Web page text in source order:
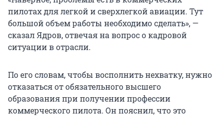
пилотах для легкой и сверхлегкой авиации. Тут
большой объем работы необходимо сделать», —
сказал Ядров, отвечая на вопрос о кадровой
ситуации в отрасли.
По его словам, чтобы восполнить нехватку, нужно
отказаться от обязательного высшего
образования при получении профессии
коммерческого пилота. Он пояснил, что это